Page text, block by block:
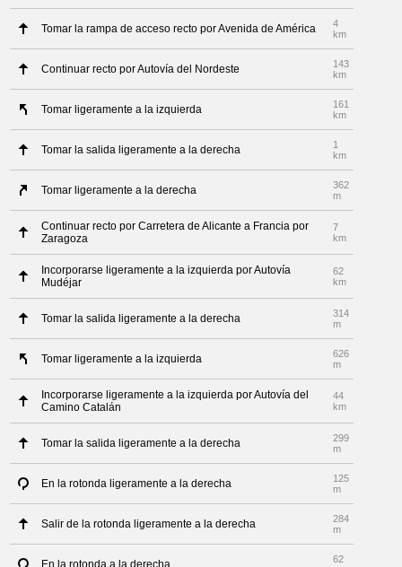
Tomar la rampa de acceso recto por Avenida de América
4
km
Continuar recto por Autovía del Nordeste
143
km
Tomar ligeramente a la izquierda
161
km
Tomar la salida ligeramente a la derecha
1
km
Tomar ligeramente a la derecha
362
m
Continuar recto por Carretera de Alicante a Francia por
Zaragoza
7
km
Incorporarse ligeramente a la izquierda por Autovía
Mudéjar
62
km
Tomar la salida ligeramente a la derecha
314
m
Tomar ligeramente a la izquierda
626
m
Incorporarse ligeramente a la izquierda por Autovía del
Camino Catalán
44
km
Tomar la salida ligeramente a la derecha
299
m
En la rotonda ligeramente a la derecha
125
m
Salir de la rotonda ligeramente a la derecha
284
m
En la rotonda a la derecha
62